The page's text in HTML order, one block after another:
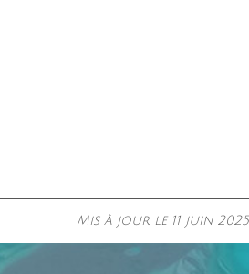
Mis à jour le 11 juin 2025